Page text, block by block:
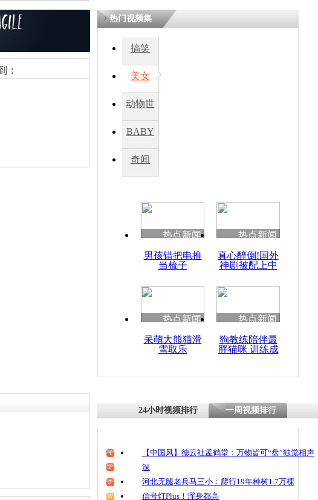
熷悎浣� 涓ㄥ浗闄呰
：
热门视频集
搞笑
美女
动物世
BABY
秀
奇闻
热点新闻
男孩错把电推
当梳子
热点新闻
真心醉倒!国外
神剧被配上中
热点新闻
呆萌大熊猫滑
雪取乐
热点新闻
狗教练陪伴最
胖猫咪 训练成
24小时视频排行 一周视频排行
【中国风】德云社孟鹤堂：万物皆可“盘”独觉相声
深
河北无腿老兵马三小：爬行19年种树1.7万棵
信号灯Plus！浑身都亮